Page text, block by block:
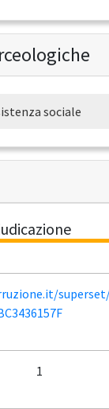
sociale
1